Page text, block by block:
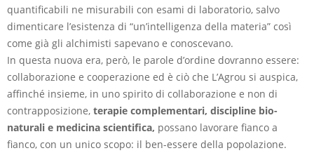
quantificabili ne misurabili con esami di laboratorio, salvo
dimenticare l’esistenza di “un’intelligenza della materia” così
come già gli alchimisti sapevano e conoscevano.
In questa nuova era, però, le parole d’ordine dovranno essere:
collaborazione e cooperazione ed è ciò che L’Agrou si auspica,
affinché insieme, in uno spirito di collaborazione e non di
contrapposizione, terapie complementari, discipline bio-
naturali e medicina scientifica, possano lavorare fianco a
fianco, con un unico scopo: il ben-essere della popolazione.